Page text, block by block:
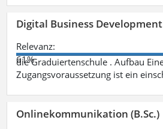
Digital Business Development
Relevanz:
61%
die Graduiertenschule . Aufbau
Zugangsvoraussetzung ist ein
Onlinekommunikation (B.Sc.)